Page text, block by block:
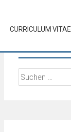
CURRICULUM VITAE
Suchen
nach: